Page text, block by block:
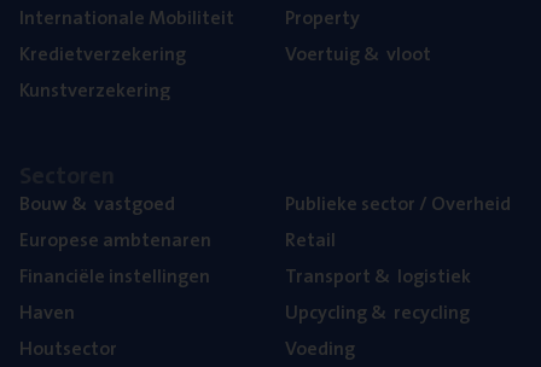
Inter­na­ti­o­na­le Mobiliteit
Kre­diet­ver­ze­ke­ring
Kunst­ver­ze­ke­ring
Pro­per­ty
Voer­tuig& vloot
Bouw& vastgoed
Euro­pe­se ambtenaren
Finan­ci­ë­le instellingen
Haven
Hout­sec­tor
Publie­ke sec­tor / Overheid
Retail
Trans­port& logistiek
Upcy­cling& recycling
Voe­ding